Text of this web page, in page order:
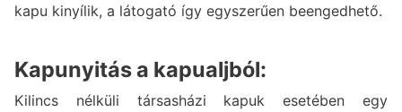
kapu kinyílik, a látogató így egyszerűen beengedhető.
Kapunyitás a kapualjból:
Kilincs nélküli társasházi kapuk esetében egy